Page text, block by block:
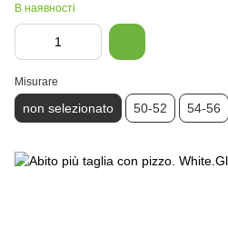
В наявності
Misurare
non selezionato 50-52 54-56